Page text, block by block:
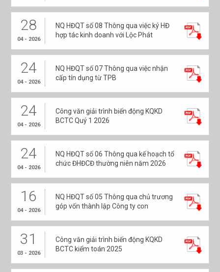
28
04 - 2026
NQ HĐQT số 08 Thông qua việc ký HĐ
hợp tác kinh doanh với Lộc Phát
24
04 - 2026
NQ HĐQT số 07 Thông qua việc nhận
cấp tín dụng từ TPB
24
04 - 2026
Công văn giải trình biến động KQKD
BCTC Quý 1 2026
24
04 - 2026
NQ HĐQT số 06 Thông qua kế hoạch tổ
chức ĐHĐCĐ thường niên năm 2026
16
04 - 2026
NQ HĐQT số 05 Thông qua chủ trương
góp vốn thành lập Công ty con
31
03 - 2026
Công văn giải trình biến động KQKD
BCTC kiểm toán 2025